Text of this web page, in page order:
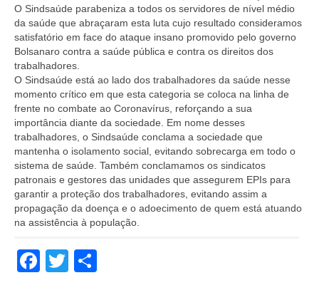
O Sindsaúde parabeniza a todos os servidores de nível médio
da saúde que abraçaram esta luta cujo resultado consideramos
satisfatório em face do ataque insano promovido pelo governo
Bolsanaro contra a saúde pública e contra os direitos dos
trabalhadores.
O Sindsaúde está ao lado dos trabalhadores da saúde nesse
momento crítico em que esta categoria se coloca na linha de
frente no combate ao Coronavírus, reforçando a sua
importância diante da sociedade. Em nome desses
trabalhadores, o Sindsaúde conclama a sociedade que
mantenha o isolamento social, evitando sobrecarga em todo o
sistema de saúde. Também conclamamos os sindicatos
patronais e gestores das unidades que assegurem EPIs para
garantir a proteção dos trabalhadores, evitando assim a
propagação da doença e o adoecimento de quem está atuando
na assistência à população.
Facebook
Twitter